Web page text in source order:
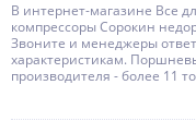
В интернет-магазине Все
компрессоры Сорокин
Звоните и менеджеры
характеристикам.
производителя - более 11